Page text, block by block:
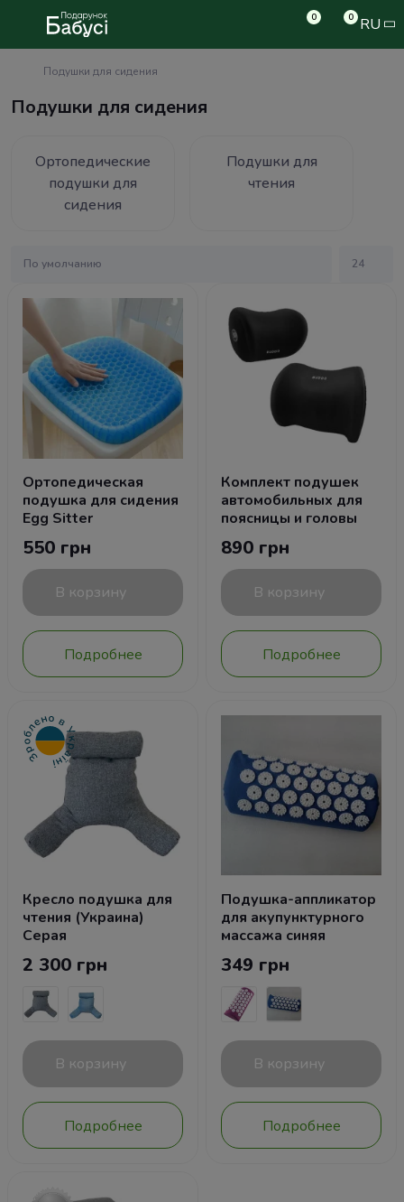
0 0 RU
Подушки для сидения
Подушки для сидения
Ортопедические
подушки для
сидения
Подушки для
чтения
Ортопедическая
подушка для сидения
Egg Sitter
550 грн
В корзину
Подробнее
Комплект подушек
автомобильных для
поясницы и головы
890 грн
В корзину
Подробнее
Кресло подушка для
чтения (Украина)
Серая
2 300 грн
В корзину
Подробнее
Подушка-аппликатор
для акупунктурного
массажа синяя
349 грн
В корзину
Подробнее